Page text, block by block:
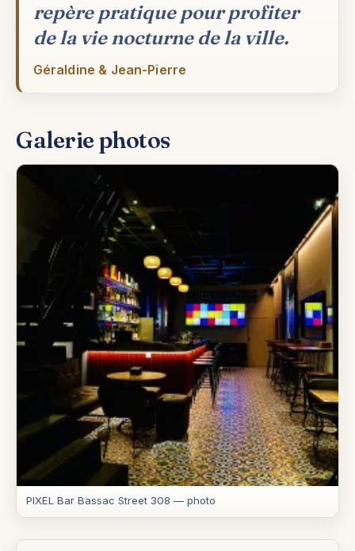
repère pratique pour profiter
de la vie nocturne de la ville.
Géraldine & Jean-Pierre
Galerie photos
PIXEL Bar Bassac Street 308 — photo